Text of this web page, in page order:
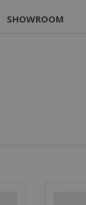
SHOWROOM